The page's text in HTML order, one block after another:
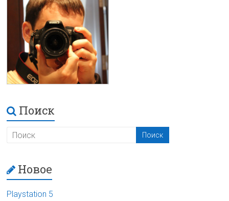
Поиск
Новое
Playstation 5